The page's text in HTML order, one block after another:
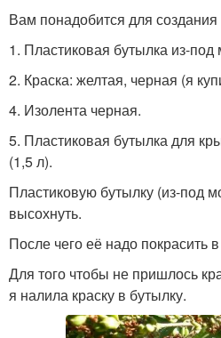
Вам понадобится для создания
1. Пластиковая бутылка из-
2. Краска: желтая, черная (я
4. Изолента черная.
5. Пластиковая бутылка для
(1,5 л).
Пластиковую бутылку (из-под
высохнуть.
После чего её надо покрасить
Для того чтобы не пришлось
я налила краску в бутылку.